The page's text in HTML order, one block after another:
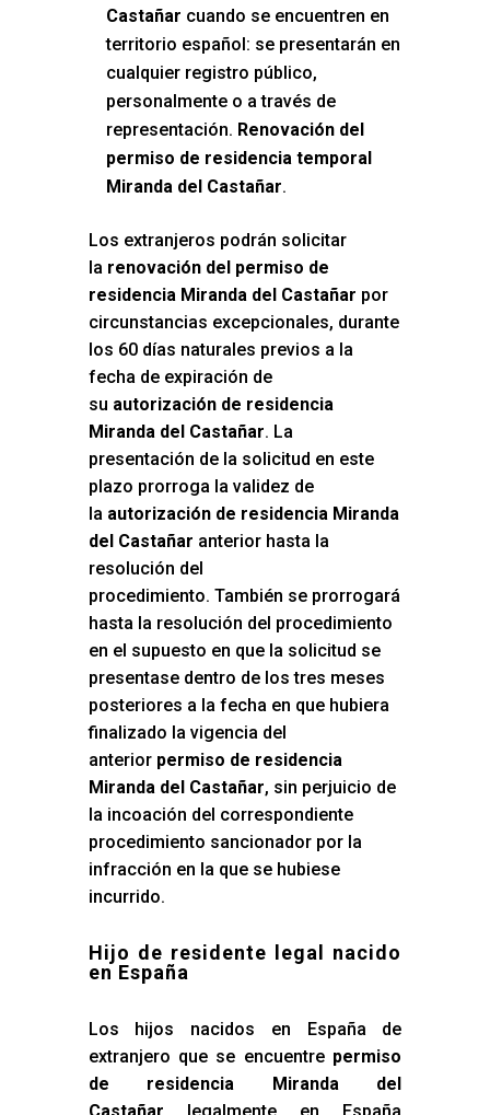
Castañar cuando se encuentren en
territorio español: se presentarán en
cualquier registro público,
personalmente o a través de
representación. Renovación del
permiso de residencia temporal
Miranda del Castañar.
Los extranjeros podrán solicitar
la renovación del permiso de
residencia Miranda del Castañar por
circunstancias excepcionales, durante
los 60 días naturales previos a la
fecha de expiración de
su autorización de residencia
Miranda del Castañar. La
presentación de la solicitud en este
plazo prorroga la validez de
la autorización de residencia Miranda
del Castañar anterior hasta la
resolución del
procedimiento. También se prorrogará
hasta la resolución del procedimiento
en el supuesto en que la solicitud se
presentase dentro de los tres meses
posteriores a la fecha en que hubiera
finalizado la vigencia del
anterior permiso de residencia
Miranda del Castañar, sin perjuicio de
la incoación del correspondiente
procedimiento sancionador por la
infracción en la que se hubiese
incurrido.
Hijo de residente legal nacido
en España
Los hijos nacidos en España de
extranjero que se encuentre permiso
de residencia Miranda del